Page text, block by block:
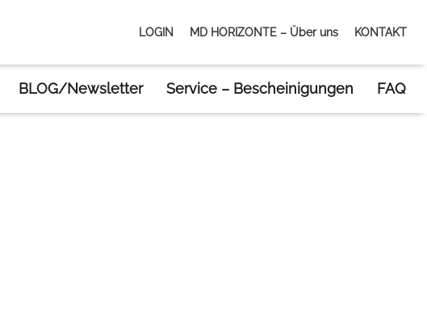
LOGIN MD HORIZONTE – Über uns KONTAKT
BLOG/Newsletter Service – Bescheinigungen FAQ